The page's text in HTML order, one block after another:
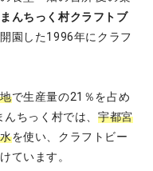
んちっく村クラフトブ
園した1996年にクラフ
で生産量の21％を占め
ちっく村では、 宇都宮
を使い、クラフトビー
ています。